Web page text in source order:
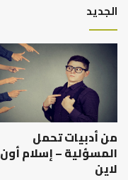
الجديد
من أدبيات تحمل
المسؤلية – إسلام أون
لاين